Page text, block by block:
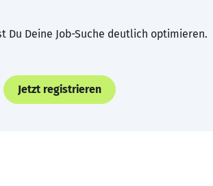
Du Deine Job-Suche deutlich optimieren.
Jetzt registrieren